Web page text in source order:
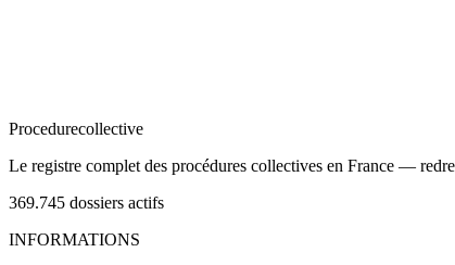
Procedurecollective
Le registre complet des procédures collectives en France —
369.745 dossiers actifs
INFORMATIONS